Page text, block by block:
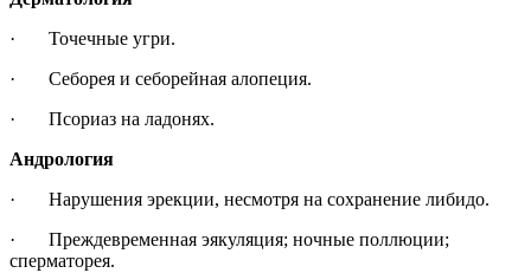
· Точечные угри.
· Себорея и себорейная алопеция.
· Псориаз на ладонях.
Андрология
· Нарушения эрекции, несмотря на сохранение либидо.
· Преждевременная эякуляция; ночные поллюции;
сперматорея.